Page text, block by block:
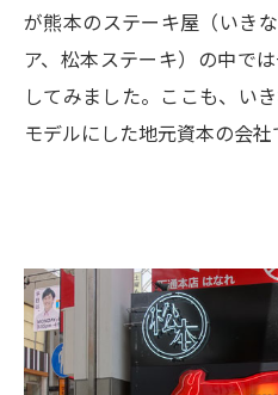
が熊本のステーキ屋（いき
ア、松本ステーキ）の中で
してみました。ここも、い
モデルにした地元資本の会社